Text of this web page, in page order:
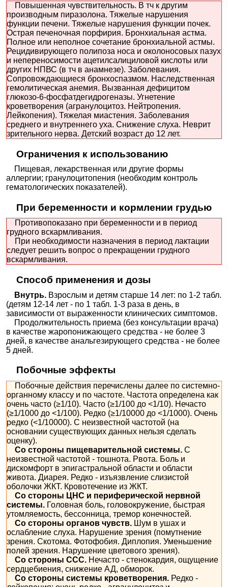
Повышенная чувствительность. В тч к другим
производным пиразолона. Тяжелые нарушения
функции печени. Тяжелые нарушения функции почек.
Острая печеночная порфирия. Бронхиальная астма.
Полное или неполное сочетание бронхиальной астмы.
Рецидивирующего полипоза носа и околоносовых пазух
и непереносимости ацетилсалициловой кислоты или
других НПВС (в тч в анамнезе). Заболевания.
Сопровождающиеся бронхоспазмом. Наследственная
гемолитическая анемия. Вызванная дефицитом
глюкозо-6-фосфатдегидрогеназы. Угнетение
кроветворения (агранулоцитоз. Нейтропения.
Лейкопения). Тяжелая миастения. Заболевания
среднего и внутреннего уха. Снижение слуха. Неврит
зрительного нерва. Детский возраст до 12 лет.
Ограничения к использованию
Пищевая, лекарственная или другие формы
аллергии; гранулоцитопения (необходим контроль
гематологических показателей).
При беременности и кормлении грудью
Противопоказано при беременности и в период
грудного вскармливания.
При необходимости назначения в период лактации
следует решить вопрос о прекращении грудного
вскармливания.
Способ применения и дозы
Внутрь. Взрослым и детям старше 14 лет: по 1-2 табл.
(детям 12-14 лет - по 1 табл. 1-3 раза в день, в
зависимости от выраженности клинических симптомов.
Продолжительность приема (без консультации врача)
в качестве жаропонижающего средства - не более 3
дней, в качестве анальгезирующего средства - не более
5 дней.
Побочные эффекты
Побочные действия перечислены далее по системно-
органному классу и по частоте. Частота определена как
очень часто (≥1/10). Часто (≥1/100 до <1/10). Нечасто
(≥1/1000 до <1/100). Редко (≥1/10000 до <1/1000). Очень
редко (<1/10000). С неизвестной частотой (на
основании существующих данных нельзя сделать
оценку).
Со стороны пищеварительной системы.С
неизвестной частотой - тошнота. Рвота. Боль и
дискомфорт в эпигастральной области и области
живота. Диарея. Редко - изъязвление слизистой
оболочки ЖКТ. Кровотечение из ЖКТ.
Со стороны ЦНС и периферической нервной
системы. Головная боль, головокружение, быстрая
утомляемость, бессонница, тремор конечностей.
Со стороны органов чувств. Шум в ушах и
ослабление слуха. Нарушение зрения (помутнение
зрения. Скотома. Фотофобия. Диплопия. Уменьшение
полей зрения. Нарушение цветового зрения).
Со стороны ССС. Нечасто - стенокардия, ощущение
сердцебиения, снижение АД, обморок.
Со стороны системы кроветворения. Редко -